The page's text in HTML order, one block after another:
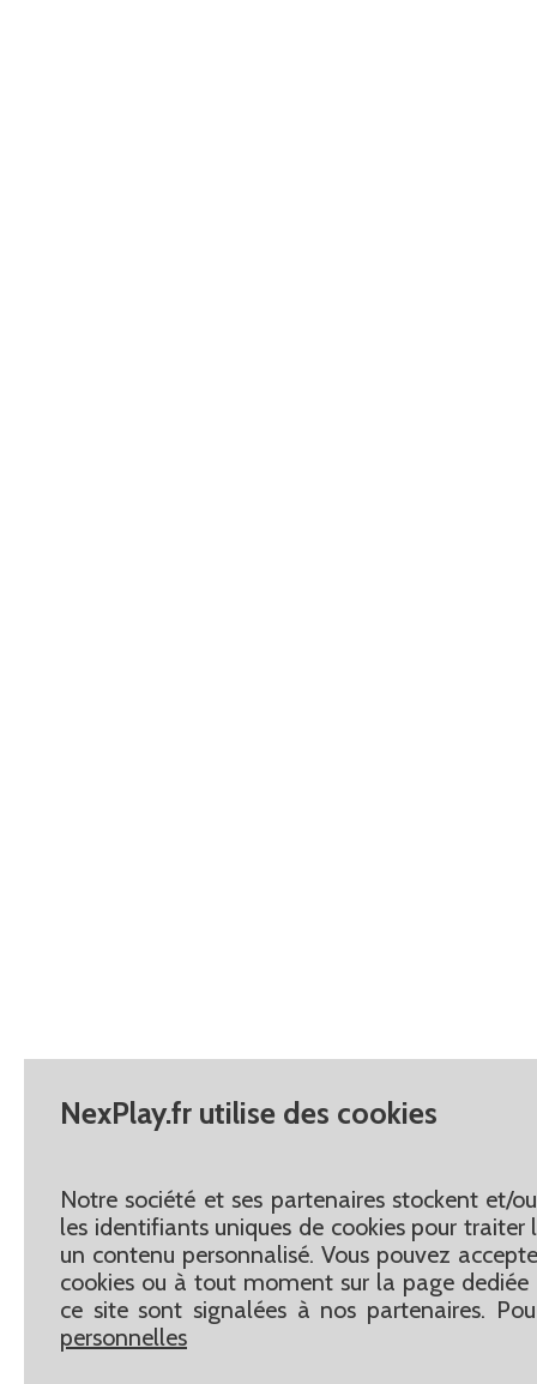
NexPlay.fr utilise des cookies
Notre société et ses partenaires stockent et/
les identifiants uniques de cookies pour
un contenu personnalisé. Vous pouvez
cookies ou à tout moment sur la page dediée
ce site sont signalées à nos partenaires.
personnelles